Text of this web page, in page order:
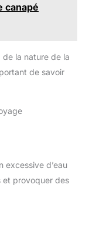
canapé
la nature de la
de savoir
excessive d’eau
et provoquer des